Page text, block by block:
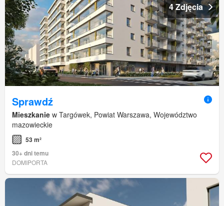
4 Zdjęcia
Sprawdź
Mieszkanie w Targówek, Powiat Warszawa, Województwo
mazowieckie
53 m²
30+ dni temu
DOMIPORTA